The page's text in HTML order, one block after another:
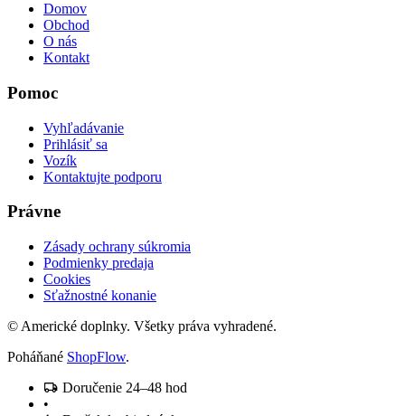
Domov
Obchod
O nás
Kontakt
Pomoc
Vyhľadávanie
Prihlásiť sa
Vozík
Kontaktujte podporu
Právne
Zásady ochrany súkromia
Podmienky predaja
Cookies
Sťažnostné konanie
© Americké doplnky. Všetky práva vyhradené.
Poháňané ShopFlow.
Doručenie 24–48 hod
•